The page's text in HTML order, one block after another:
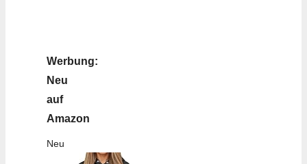
Werbung:
Neu
auf
Amazon
Neu